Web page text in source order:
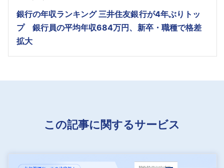
銀行の年収ランキング 三井住友銀行が4年ぶりトッ
プ 銀行員の平均年収684万円、新卒・職種で格差
拡大
この記事に関するサービス